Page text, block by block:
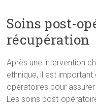
Soins post-
récupération
Après une intervention
ethnique, il est
opératoires pour
Les soins post-